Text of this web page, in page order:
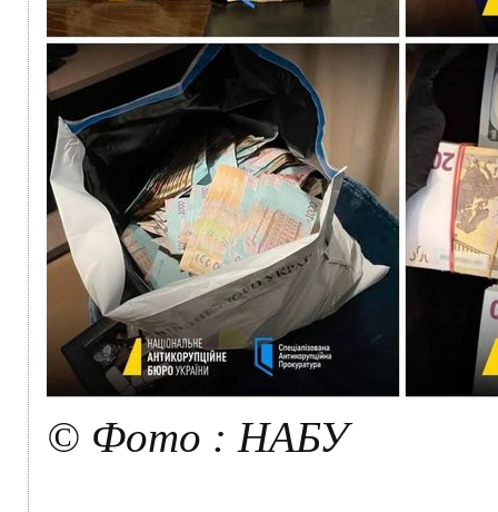
© Фото : НАБУ